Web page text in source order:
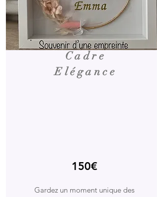
Cadre
Elégance
150€
Gardez un moment unique des